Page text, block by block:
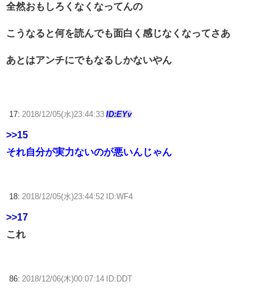
全然おもしろくなくなってんの
こうなると何を読んでも面白く感じなくなってさあ
あとはアンチにでもなるしかないやん
17: 2018/12/05(水)23:44:33 ID:EYv
>>15
それ自分が実力ないのが悪いんじゃん
18: 2018/12/05(水)23:44:52 ID:WF4
>>17
これ
86: 2018/12/06(木)00:07:14 ID:DDT